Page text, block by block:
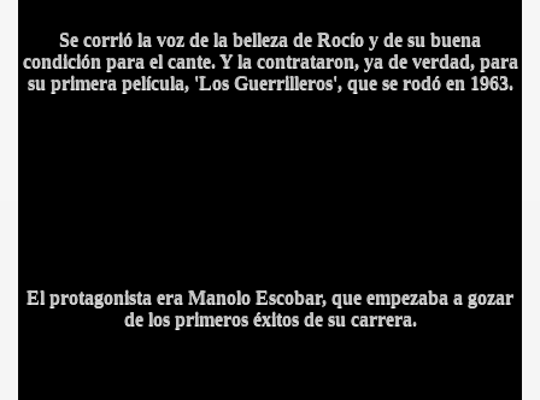
Se corrió la voz de la belleza de Rocío y de su buena
condición para el cante. Y la contrataron, ya de verdad, para
su primera película, 'Los Guerrilleros', que se rodó en 1963.
El protagonista era Manolo Escobar, que empezaba a gozar
de los primeros éxitos de su carrera.